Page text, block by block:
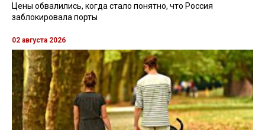
Цены обвалились, когда стало понятно, что Россия
заблокировала порты
02 августа 2026